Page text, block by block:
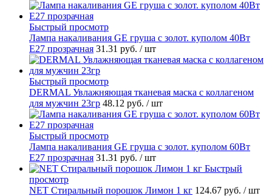
Быстрый просмотр
Лампа накаливания GE груша с золот. куполом 40Вт
Е27 прозрачная 31.31 руб. / шт
Быстрый просмотр
DERMAL Увлажняющая тканевая маска с коллагеном
для мужчин 23гр 48.12 руб. / шт
Быстрый просмотр
Лампа накаливания GE груша с золот. куполом 60Вт
Е27 прозрачная 31.31 руб. / шт
Быстрый
просмотр
NET Стиральный порошок Лимон 1 кг 124.67 руб. / шт